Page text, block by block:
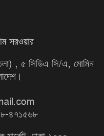
সরওয়ার
, ৫ সিডিএ সি/এ, মোমিন
৪৭১৫৬৮